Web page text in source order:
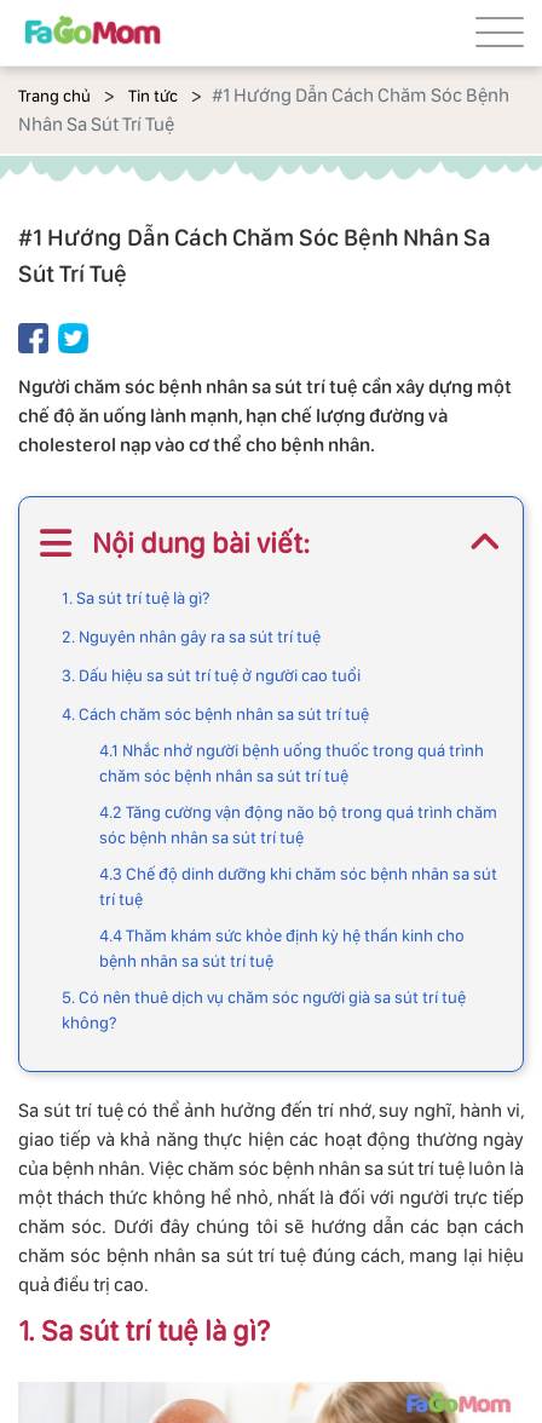
Trang chủ Tin tức
#1 Hướng Dẫn Cách Chăm Sóc Bệnh
Nhân Sa Sút Trí Tuệ
#1 Hướng Dẫn Cách Chăm Sóc Bệnh Nhân Sa
Sút Trí Tuệ
Người chăm sóc bệnh nhân sa sút trí tuệ cần xây dựng một
chế độ ăn uống lành mạnh, hạn chế lượng đường và
cholesterol nạp vào cơ thể cho bệnh nhân.
Nội dung bài viết:
1. Sa sút trí tuệ là gì?
2. Nguyên nhân gây ra sa sút trí tuệ
3. Dấu hiệu sa sút trí tuệ ở người cao tuổi
4. Cách chăm sóc bệnh nhân sa sút trí tuệ
4.1 Nhắc nhở người bệnh uống thuốc trong quá trình
chăm sóc bệnh nhân sa sút trí tuệ
4.2 Tăng cường vận động não bộ trong quá trình chăm
sóc bệnh nhân sa sút trí tuệ
4.3 Chế độ dinh dưỡng khi chăm sóc bệnh nhân sa sút
trí tuệ
4.4 Thăm khám sức khỏe định kỳ hệ thần kinh cho
bệnh nhân sa sút trí tuệ
5. Có nên thuê dịch vụ chăm sóc người già sa sút trí tuệ
không?
Sa sút trí tuệ có thể ảnh hưởng đến trí nhớ, suy nghĩ, hành vi,
giao tiếp và khả năng thực hiện các hoạt động thường ngày
của bệnh nhân. Việc chăm sóc bệnh nhân sa sút trí tuệ luôn là
một thách thức không hề nhỏ, nhất là đối với người trực tiếp
chăm sóc. Dưới đây chúng tôi sẽ hướng dẫn các bạn cách
chăm sóc bệnh nhân sa sút trí tuệ đúng cách, mang lại hiệu
quả điều trị cao.
1. Sa sút trí tuệ là gì?